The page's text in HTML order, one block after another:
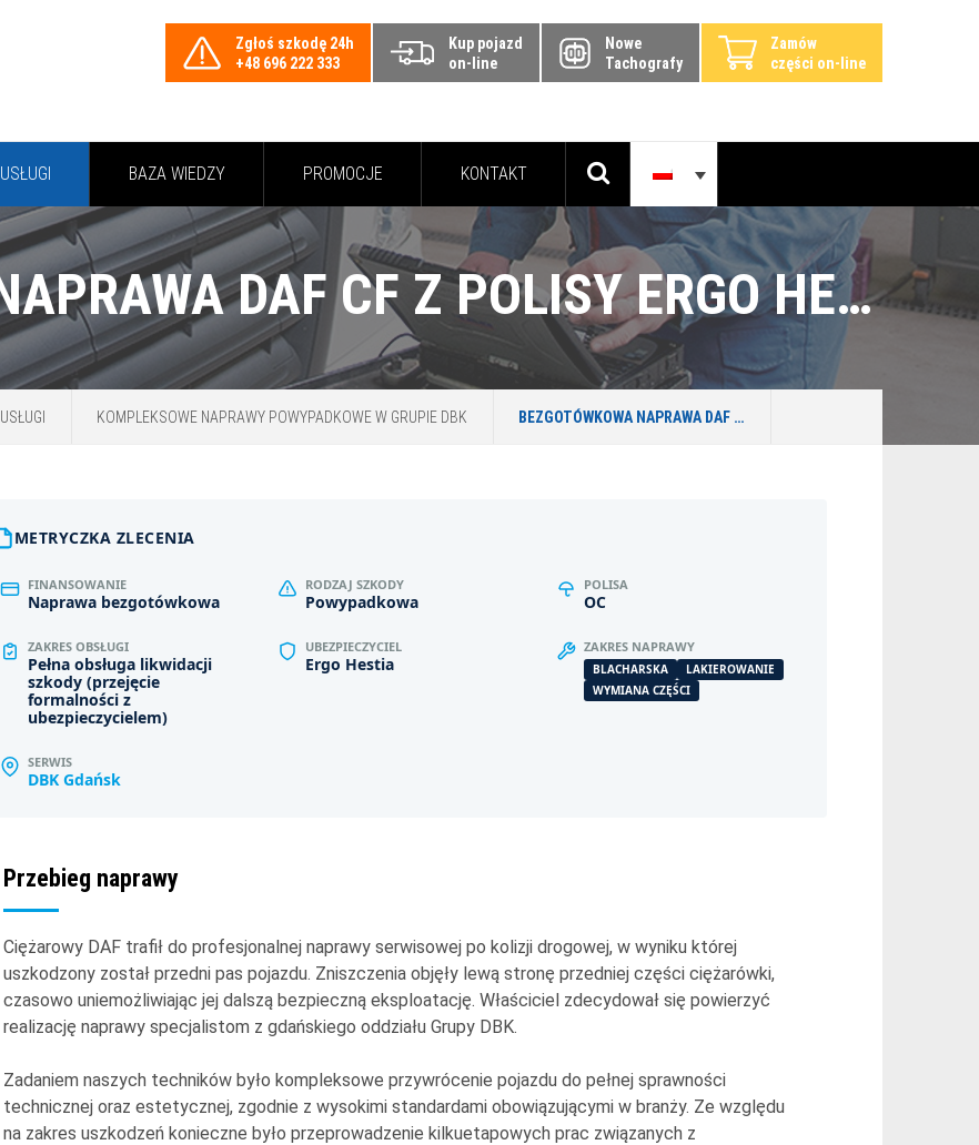
Zgłoś szkodę 24h
+48 696 222 333
Kup pojazd
on-line
Nowe
Tachografy
Zamów
części on-line
USŁUGI BAZA WIEDZY PROMOCJE KONTAKT
BEZGOTÓWKOWA NAPRAWA DAF CF Z POLISY ERGO HESTIA – GDAŃSK
USŁUGI KOMPLEKSOWE NAPRAWY POWYPADKOWE W GRUPIE DBK BEZGOTÓWKOWA NAPRAWA DAF CF Z POLISY ERGO HESTIA – GDAŃSK
METRYCZKA ZLECENIA
FINANSOWANIE
Naprawa bezgotówkowa
RODZAJ SZKODY
Powypadkowa
POLISA
OC
ZAKRES OBSŁUGI
Pełna obsługa likwidacji
szkody (przejęcie
formalności z
ubezpieczycielem)
UBEZPIECZYCIEL
Ergo Hestia
ZAKRES NAPRAWY
BLACHARSKA
LAKIEROWANIE
WYMIANA CZĘŚCI
SERWIS
DBK Gdańsk
Przebieg naprawy
Ciężarowy DAF trafił do profesjonalnej naprawy serwisowej po kolizji drogowej, w wyniku której
uszkodzony został przedni pas pojazdu. Zniszczenia objęły lewą stronę przedniej części ciężarówki,
czasowo uniemożliwiając jej dalszą bezpieczną eksploatację. Właściciel zdecydował się powierzyć
realizację naprawy specjalistom z gdańskiego oddziału Grupy DBK.
Zadaniem naszych techników było kompleksowe przywrócenie pojazdu do pełnej sprawności
technicznej oraz estetycznej, zgodnie z wysokimi standardami obowiązującymi w branży. Ze względu
na zakres uszkodzeń konieczne było przeprowadzenie kilkuetapowych prac związanych z